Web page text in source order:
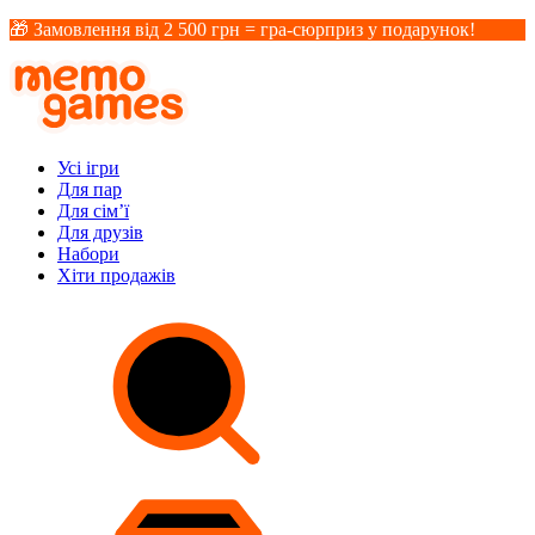
🎁 Замовлення від 2 500 грн = гра-сюрприз у подарунок!
Усі ігри
Для пар
Для сім’ї
Для друзів
Набори
Хіти продажів